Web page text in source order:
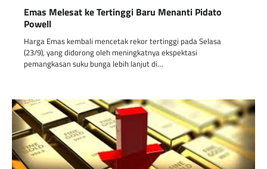
Emas Melesat ke Tertinggi Baru Menanti Pidato
Powell
Harga Emas kembali mencetak rekor tertinggi pada Selasa
(23/9), yang didorong oleh meningkatnya ekspektasi
pemangkasan suku bunga lebih lanjut di…